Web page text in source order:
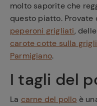
molto saporite che
questo piatto. Provate
peperoni grigliati, delle
carote cotte sulla
Parmigiano.
I tagli del
La carne del pollo è